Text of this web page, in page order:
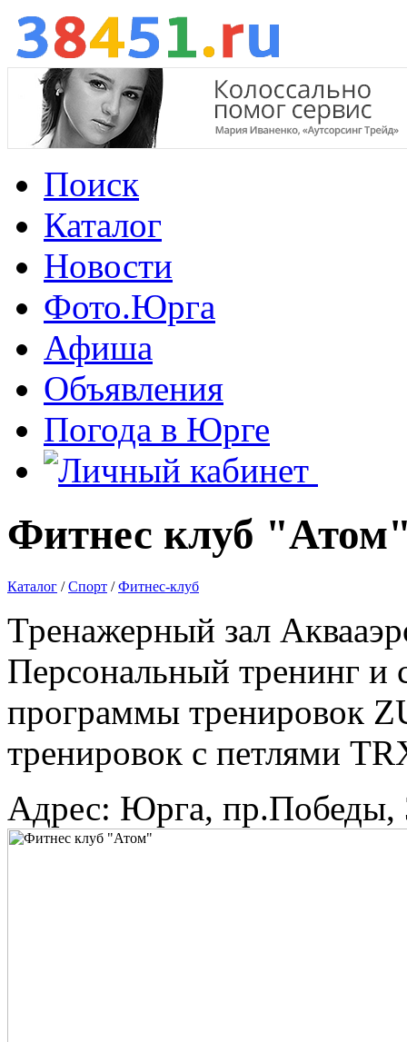
Поиск
Каталог
Новости
Фото.Юрга
Афиша
Объявления
Погода в Юрге
Фитнес клуб
Каталог /Спорт /Фитнес-клуб
Тренажерный зал
Персональный тренинг и
программы тренировок
тренировок с петлями
Адрес: Юрга, пр.Победы,